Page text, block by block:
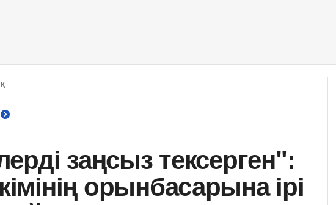
заңсыз тексерген":
орынбасарына ірі